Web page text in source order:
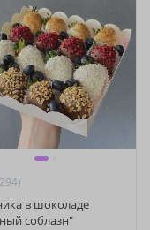
в шоколаде
соблазн"